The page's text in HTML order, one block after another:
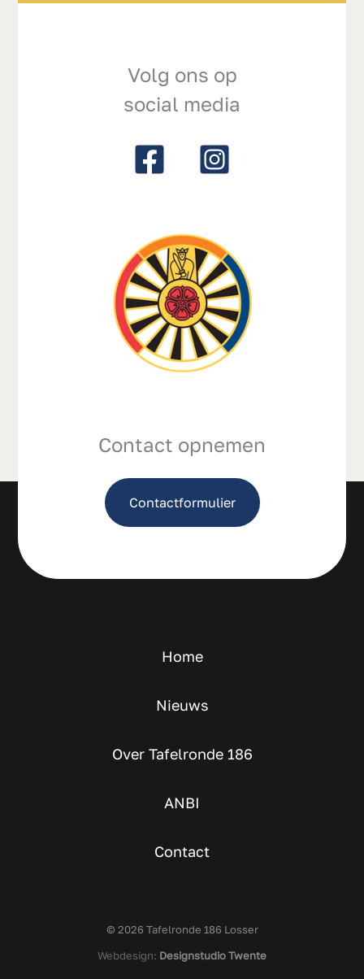
Volg ons op
social media
Contact opnemen
Contactformulier
Home
Nieuws
Over Tafelronde 186
ANBI
Contact
© 2026 Tafelronde 186 Losser
Webdesign: Designstudio Twente